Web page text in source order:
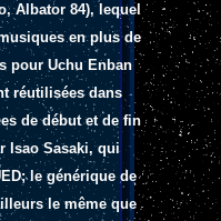
Albator 84), lequel
en plus de
pour Uchu Enban
réutilisées dans
de début et de fin
Isao Sasaki, qui
le générique de
le même que